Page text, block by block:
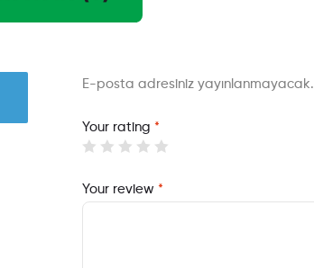
E-posta adresiniz yayınlanmayacak.
Your rating *
Your review *